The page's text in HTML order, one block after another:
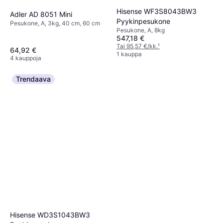
Adler AD 8051 Mini
Pesukone, A, 3kg, 40 cm, 60 cm
64,92 €
4 kauppoja
Hisense WF3S8043BW3
Pyykinpesukone
Pesukone, A, 8kg
547,18 €
Tai 95,57 €/kk.¹
1 kauppa
Trendaava
Hisense WD3S1043BW3